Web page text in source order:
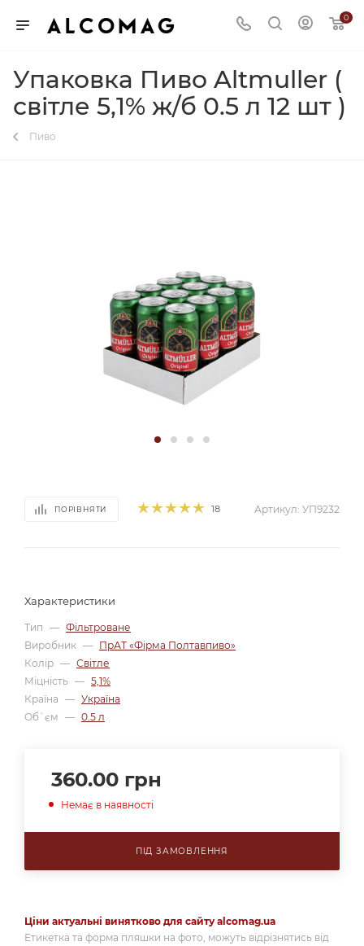
0
Упаковка Пиво Altmuller (
світле 5,1% ж/б 0.5 л 12 шт )
Пиво
ПОРІВНЯТИ 18 Артикул: УП9232
Характеристики
Тип — Фільтроване
Виробник — ПрАТ «Фірма Полтавпиво»
Колір — Світле
Міцність — 5,1%
Країна — Україна
Об`єм — 0.5 л
360.00 грн
Немає в наявності
ПІД ЗАМОВЛЕННЯ
Ціни актуальні винятково для сайту alcomag.ua
Етикетка та форма пляшки на фото, можуть відрізнятись від